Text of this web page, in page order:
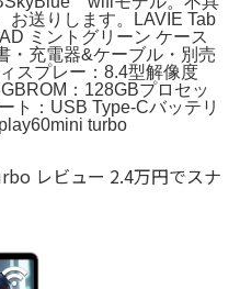
お送りします。LAVIE Tab
ミントグリーン ケース
・充電器&ケーブル・別売
スプレー：8.4型解像度
：128GBプロセッ
ト：USB Type-Cバッテリ
turbo